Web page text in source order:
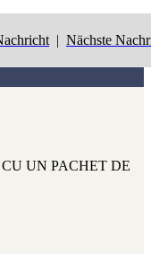
| Nächste
UN PACHET DE